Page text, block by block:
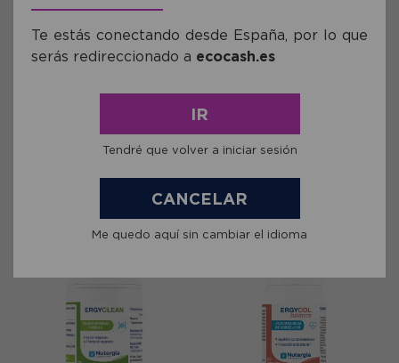
21,95€ 21,95€
Te estás conectando desde España, por lo que
serás redireccionado a ecocash.es
IR
Tendré que volver a iniciar sesión
CANCELAR
Me quedo aquí sin cambiar el idioma